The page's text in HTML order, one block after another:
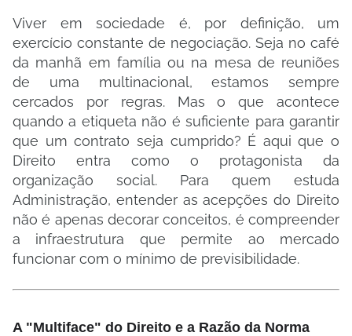
Viver em sociedade é, por definição, um
exercício constante de negociação. Seja no café
da manhã em família ou na mesa de reuniões
de uma multinacional, estamos sempre
cercados por regras. Mas o que acontece
quando a etiqueta não é suficiente para garantir
que um contrato seja cumprido? É aqui que o
Direito entra como o protagonista da
organização social. Para quem estuda
Administração, entender as acepções do Direito
não é apenas decorar conceitos, é compreender
a infraestrutura que permite ao mercado
funcionar com o mínimo de previsibilidade.
A "Multiface" do Direito e a Razão da Norma